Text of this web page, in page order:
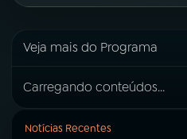
Veja mais do Programa
Carregando conteúdos...
Notícias Recentes